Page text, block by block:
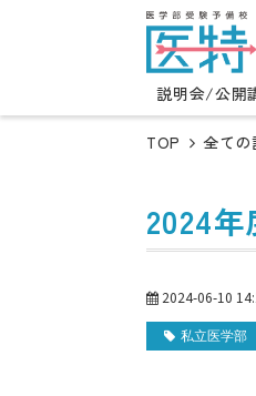
説明会/公開
TOP 全ての
2024
2024-06-10
私立医学部